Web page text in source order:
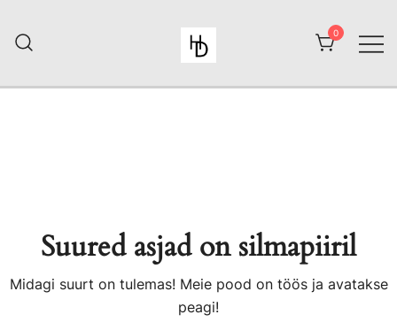
content
HiiuDesign
0
Suured asjad on silmapiiril
Midagi suurt on tulemas! Meie pood on töös ja avatakse
peagi!